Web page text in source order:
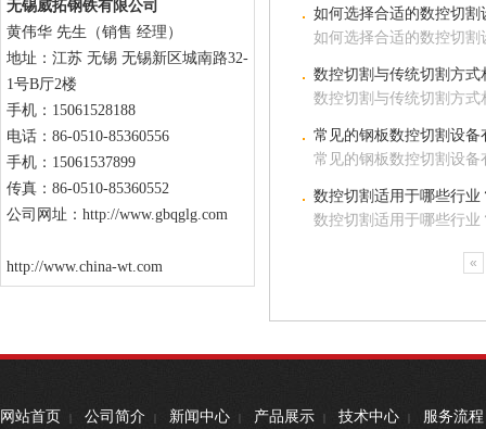
无锡威拓钢铁有限公司
黄伟华 先生（销售 经理）
地址：江苏 无锡 无锡新区城南路32-
1号B厅2楼
手机：15061528188
电话：86-0510-85360556
手机：15061537899
传真：86-0510-85360552
公司网址：http://www.gbqglg.com
http://www.china-wt.com
如何选择合适的数控切割
如何选择合适的数控切割
数控切割与传统切割方式
数控切割与传统切割方式
常见的钢板数控切割设备
常见的钢板数控切割设备
数控切割适用于哪些行业
数控切割适用于哪些行业
«
网站首页 | 公司简介 | 新闻中心 | 产品展示 | 技术中心 |
服务流程